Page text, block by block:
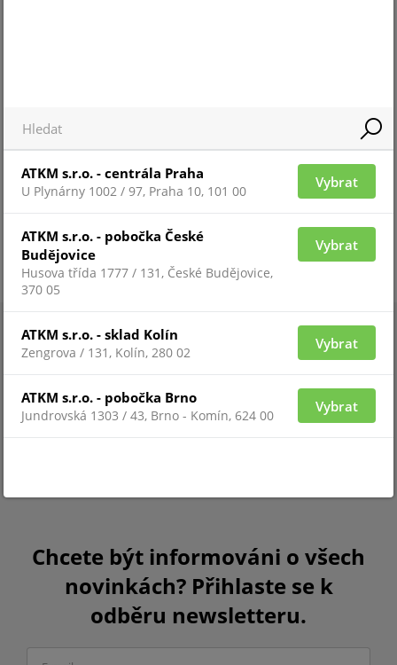
Chcete být informováni o všech
novinkách? Přihlaste se k
odběru newsletteru.
ATKM s.r.o. - centrála Praha
U Plynárny 1002 / 97, Praha 10, 101 00
Vybrat
ATKM s.r.o. - pobočka České
Budějovice
Husova třída 1777 / 131, České Budějovice,
370 05
Vybrat
ATKM s.r.o. - sklad Kolín
Zengrova / 131, Kolín, 280 02
Vybrat
ATKM s.r.o. - pobočka Brno
Jundrovská 1303 / 43, Brno - Komín, 624 00
Vybrat